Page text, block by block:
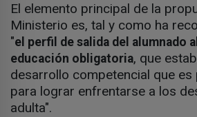
El elemento principal de la
Ministerio es, tal y como ha
"el perfil de salida del alumnado
educación obligatoria, que
desarrollo competencial que
para lograr enfrentarse a los
adulta".